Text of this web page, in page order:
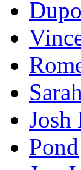
Josh
Pond